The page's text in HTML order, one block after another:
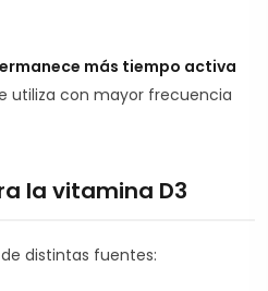
más tiempo activa
utiliza con mayor frecuencia
la vitamina D3
distintas fuentes: